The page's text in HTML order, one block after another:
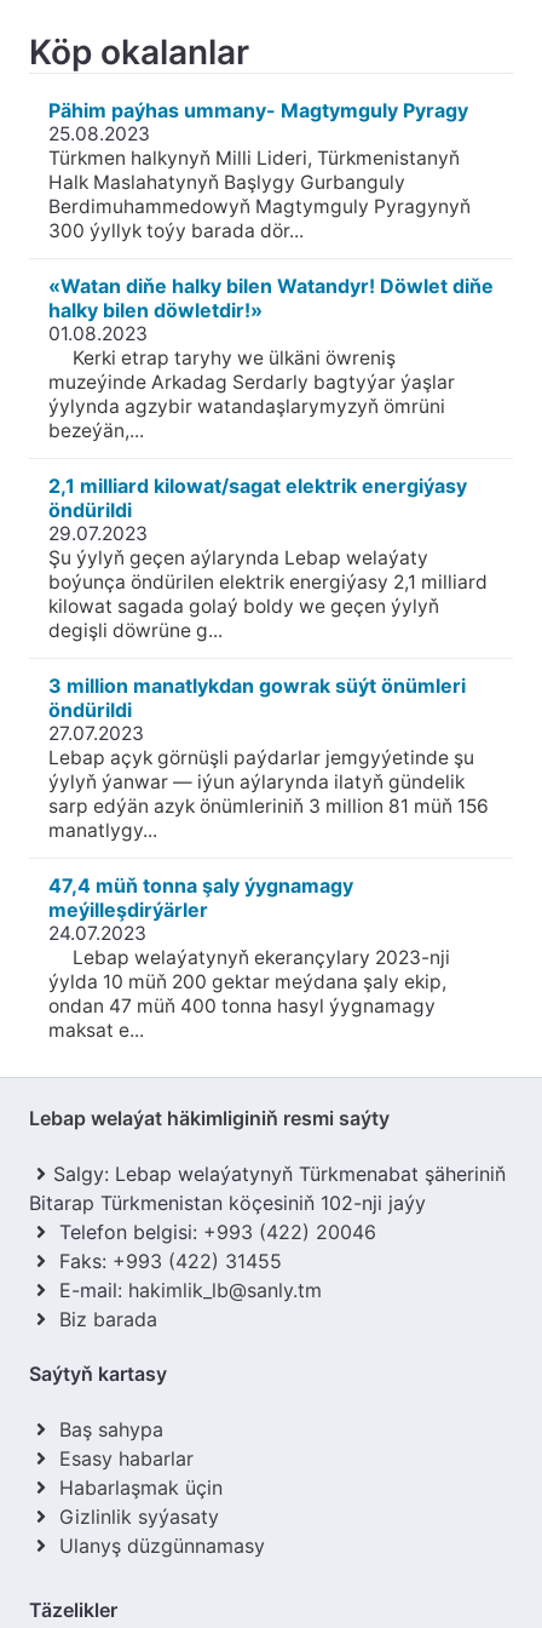
Köp okalanlar
Pähim paýhas ummany- Magtymguly Pyragy
25.08.2023
Türkmen halkynyň Milli Lideri, Türkmenistanyň
Halk Maslahatynyň Başlygy Gurbanguly
Berdimuhammedowyň Magtymguly Pyragynyň
300 ýyllyk toýy barada dör...
«Watan diňe halky bilen Watandyr! Döwlet diňe
halky bilen döwletdir!»
01.08.2023
Kerki etrap taryhy we ülkäni öwreniş
muzeýinde Arkadag Serdarly bagtyýar ýaşlar
ýylynda agzybir watandaşlarymyzyň ömrüni
bezeýän,...
2,1 milliard kilowat/sagat elektrik energiýasy
öndürildi
29.07.2023
Şu ýylyň geçen aýlarynda Lebap welaýaty
boýunça öndürilen elektrik energiýasy 2,1 milliard
kilowat sagada golaý boldy we geçen ýylyň
degişli döwrüne g...
3 million manatlykdan gowrak süýt önümleri
öndürildi
27.07.2023
Lebap açyk görnüşli paýdarlar jemgyýetinde şu
ýylyň ýanwar — iýun aýlarynda ilatyň gündelik
sarp edýän azyk önümleriniň 3 million 81 müň 156
manatlygy...
47,4 müň tonna şaly ýygnamagy
meýilleşdirýärler
24.07.2023
Lebap welaýatynyň ekerançylary 2023-nji
ýylda 10 müň 200 gektar meýdana şaly ekip,
ondan 47 müň 400 tonna hasyl ýygnamagy
maksat e...
Lebap welaýat häkimliginiň resmi saýty
Salgy: Lebap welaýatynyň Türkmenabat şäheriniň
Bitarap Türkmenistan köçesiniň 102-nji jaýy
Telefon belgisi: +993 (422) 20046
Faks: +993 (422) 31455
E-mail: hakimlik_lb@sanly.tm
Biz barada
Saýtyň kartasy
Baş sahypa
Esasy habarlar
Habarlaşmak üçin
Gizlinlik syýasaty
Ulanyş düzgünnamasy
Täzelikler